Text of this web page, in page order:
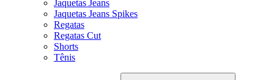
Jaquetas Jeans
Jaquetas Jeans Spikes
Regatas
Regatas Cut
Shorts
Tênis